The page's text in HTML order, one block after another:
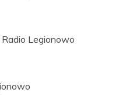
Legionowo